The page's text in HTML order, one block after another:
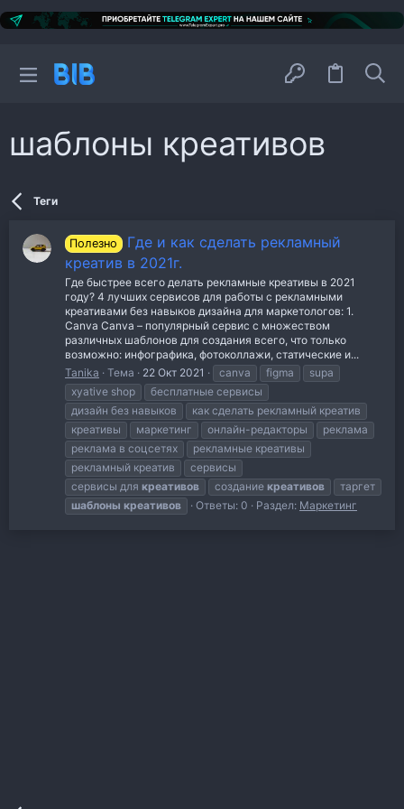
шаблоны креативов
Теги
Полезно
Где и как сделать рекламный
креатив в 2021г.
Где быстрее всего делать рекламные креативы в 2021
году? 4 лучших сервисов для работы с рекламными
креативами без навыков дизайна для маркетологов: 1.
Canva Canva – популярный сервис с множеством
различных шаблонов для создания всего, что только
возможно: инфографика, фотоколлажи, статические и...
Tanika
Тема 22 Окт 2021 canva figma
supa
xyative shop
бесплатные сервисы
дизайн без навыков
как сделать рекламный креатив
креативы
маркетинг онлайн-редакторы
реклама
реклама в соцсетях
рекламные креативы
рекламный креатив
сервисы
сервисы для креативов создание креативов
таргет
шаблоны креативов Ответы: 0 Раздел: Маркетинг